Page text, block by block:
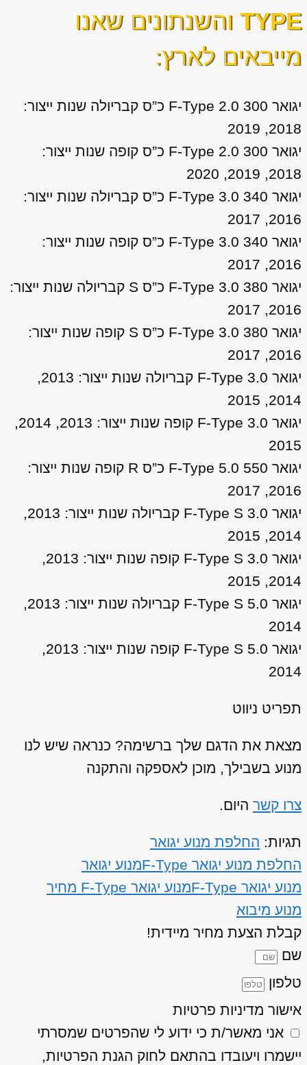
TYPE והשנתונים שאנו
מייבאים לארץ:
יגואר F-Type 2.0 300 כ”ס קבריולה שנות ייצור:
2018, 2019
יגואר F-Type 2.0 300 כ”ס קופה שנות ייצור:
2018, 2019, 2020
יגואר F-Type 3.0 340 כ”ס קבריולה שנות ייצור:
2016, 2017
יגואר F-Type 3.0 340 כ”ס קופה שנות ייצור:
2016, 2017
יגואר F-Type 3.0 380 כ”ס S קבריולה שנות ייצור:
2016, 2017
יגואר F-Type 3.0 380 כ”ס S קופה שנות ייצור:
2016, 2017
יגואר F-Type 3.0 קבריולה שנות ייצור: 2013,
2014, 2015
יגואר F-Type 3.0 קופה שנות ייצור: 2013, 2014,
2015
יגואר F-Type 5.0 550 כ”ס R קופה שנות ייצור:
2016, 2017
יגואר F-Type S 3.0 קבריולה שנות ייצור: 2013,
2014, 2015
יגואר F-Type S 3.0 קופה שנות ייצור: 2013,
2014, 2015
יגואר F-Type S 5.0 קבריולה שנות ייצור: 2013,
2014
יגואר F-Type S 5.0 קופה שנות ייצור: 2013,
2014
תפריט ניווט
מצאת את הדגם שלך ברשימה? כנראה שיש לנו
מנוע בשבילך, מוכן לאספקה והתקנה
צרו קשר היום.
תגיות: החלפת מנוע יגואר
החלפת מנוע יגואר F-Type
מנוע יגואר
מנוע יגואר F-Type
מנוע יגואר F-Type מחיר
מנוע מיבוא
קבלת הצעת מחיר מיידית!
שם
טלפון
אישור מדיניות פרטיות
אני מאשר/ת כי ידוע לי שהפרטים שמסרתי
יישמרו ויעובדו בהתאם לחוק הגנת הפרטיות,